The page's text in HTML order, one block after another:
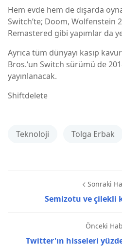
Hem evde hem de dışarda
Switch’te; Doom, Wolfenstein
Remastered gibi yapımlar da
Ayrıca tüm dünyayı kasıp
Bros.‘un Switch sürümü de
yayınlanacak.
Shiftdelete
Teknoloji Tolga Erbak
Sonraki
Semizotu ve çilekli
Önceki
Twitter'ın hisseleri